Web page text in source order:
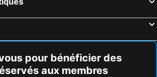
pour bénéficier des
aux membres